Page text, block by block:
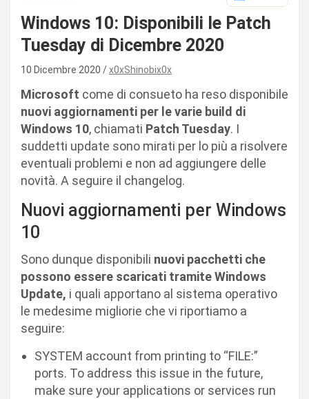
Windows 10: Disponibili le Patch
Tuesday di Dicembre 2020
10 Dicembre 2020 x0xShinobix0x
Microsoft come di consueto ha reso disponibile
nuovi aggiornamenti per le varie build di
Windows 10, chiamati Patch Tuesday. I
suddetti update sono mirati per lo più a risolvere
eventuali problemi e non ad aggiungere delle
novità. A seguire il changelog.
Nuovi aggiornamenti per Windows
10
Sono dunque disponibili nuovi pacchetti che
possono essere scaricati tramite Windows
Update, i quali apportano al sistema operativo
le medesime migliorie che vi riportiamo a
seguire:
SYSTEM account from printing to “FILE:”
ports. To address this issue in the future,
make sure your applications or services run